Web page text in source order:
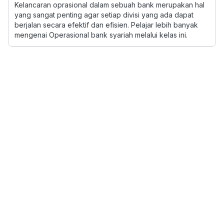
Kelancaran oprasional dalam sebuah bank merupakan hal
yang sangat penting agar setiap divisi yang ada dapat
berjalan secara efektif dan efisien. Pelajar lebih banyak
mengenai Operasional bank syariah melalui kelas ini.